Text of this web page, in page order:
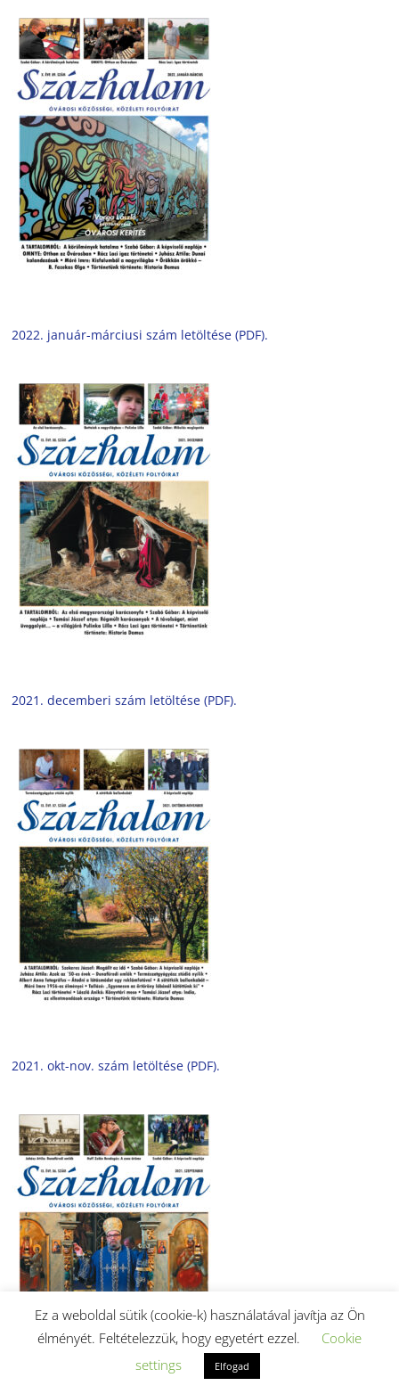
2022. január-márciusi szám letöltése (PDF).
2021. decemberi szám letöltése (PDF).
2021. okt-nov. szám letöltése (PDF).
Ez a weboldal sütik (cookie-k) használatával javítja az Ön
élményét. Feltételezzük, hogy egyetért ezzel.
Cookie
settings
Elfogad